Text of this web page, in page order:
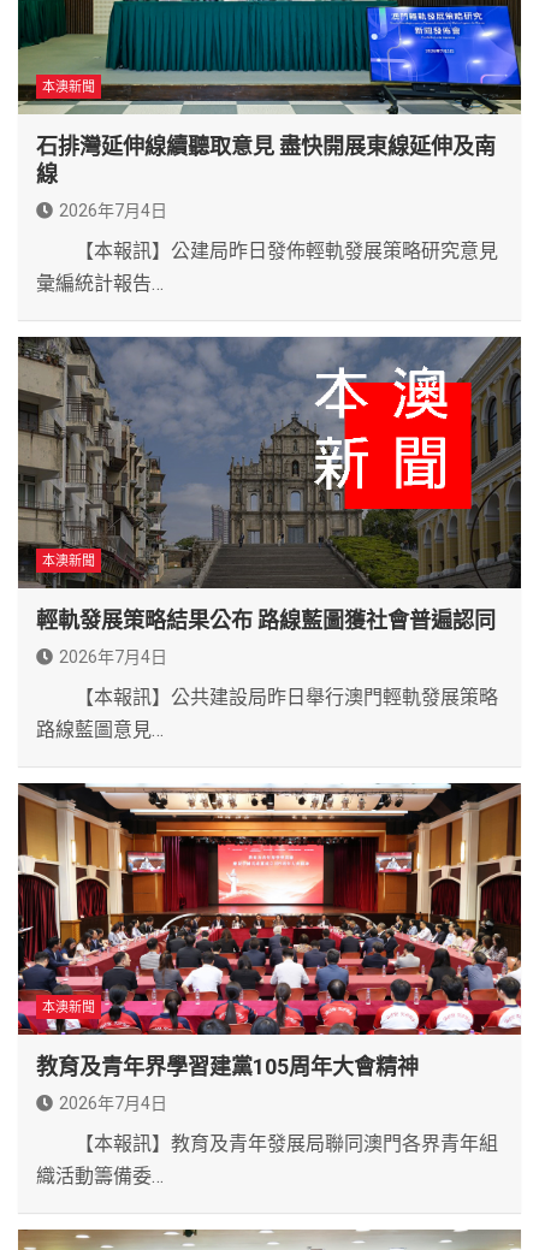
本澳新聞
石排灣延伸線續聽取意見 盡快開展東線延伸及南
線
2026年7月4日
【本報訊】公建局昨日發佈輕軌發展策略研究意見
彙編統計報告…
本澳新聞
輕軌發展策略結果公布 路線藍圖獲社會普遍認同
2026年7月4日
【本報訊】公共建設局昨日舉行澳門輕軌發展策略
路線藍圖意見…
本澳新聞
教育及青年界學習建黨105周年大會精神
2026年7月4日
【本報訊】教育及青年發展局聯同澳門各界青年組
織活動籌備委…